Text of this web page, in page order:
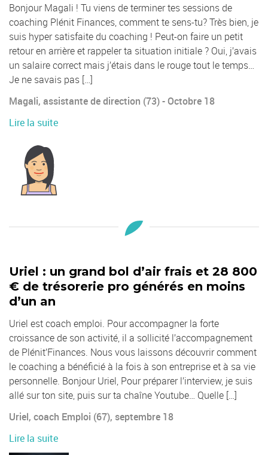
Bonjour Magali ! Tu viens de terminer tes sessions de
coaching Plénit Finances, comment te sens-tu? Très bien, je
suis hyper satisfaite du coaching ! Peut-on faire un petit
retour en arrière et rappeler ta situation initiale ? Oui, j’avais
un salaire correct mais j’étais dans le rouge tout le temps…
Je ne savais pas […]
Magali, assistante de direction (73) - Octobre 18
Lire la suite
Uriel : un grand bol d’air frais et 28 800
€ de trésorerie pro générés en moins
d’un an
Uriel est coach emploi. Pour accompagner la forte
croissance de son activité, il a sollicité l’accompagnement
de Plénit’Finances. Nous vous laissons découvrir comment
le coaching a bénéficié à la fois à son entreprise et à sa vie
personnelle. Bonjour Uriel, Pour préparer l’interview, je suis
allé sur ton site, puis sur ta chaîne Youtube… Quelle […]
Uriel, coach Emploi (67), septembre 18
Lire la suite